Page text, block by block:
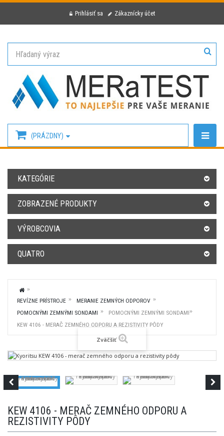
Prihlásiť sa Zákaznícky účet
(PRÁZDNY)
KATEGÓRIE
ZOBRAZENÉ PRODUKTY
VÝROBCOVIA
QUATRO
REVÍZNE PRÍSTROJE
MERANIE ZEMNÝCH ODPOROV
POMOCNÝMI ZEMNÝMI SONDAMI
POMOCNÝMI ZEMNÝMI SONDAMI
KEW 4106 - MERAČ ZEMNÉHO ODPORU A REZISTIVITY PÔDY
Zväčšiť
KEW 4106 - MERAČ ZEMNÉHO ODPORU A
REZISTIVITY PÔDY